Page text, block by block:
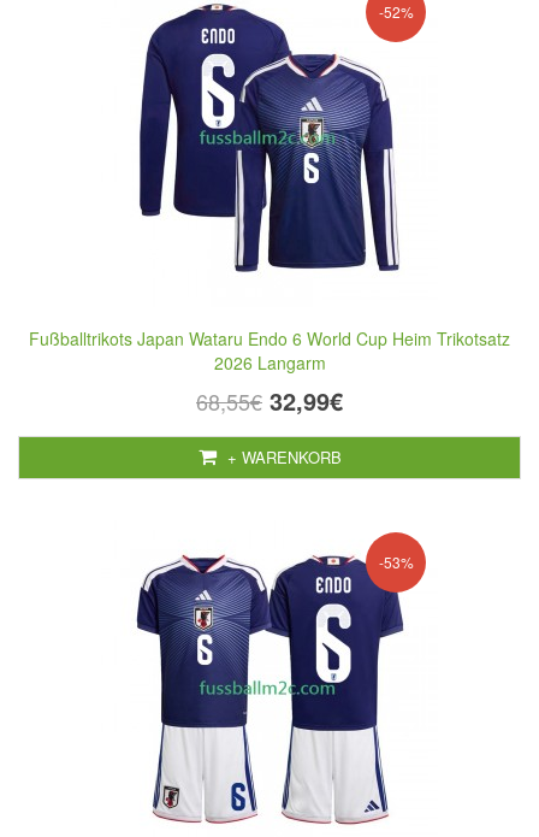
-52%
Fußballtrikots Japan Wataru Endo 6 World Cup Heim Trikotsatz
2026 Langarm
68,55€ 32,99€
+ WARENKORB
-53%